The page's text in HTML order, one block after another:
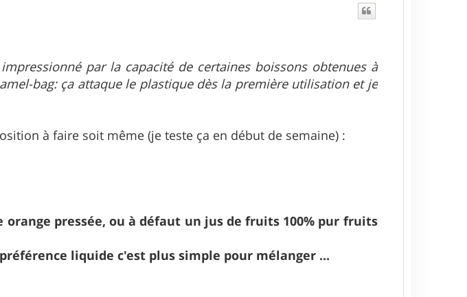
par la capacité de certaines boissons obtenues à
bag: ça attaque le plastique dès la première utilisation et je
à faire soit même (je teste ça en début de semaine) :
pressée, ou à défaut un jus de fruits 100% pur fruits
liquide c'est plus simple pour mélanger ...